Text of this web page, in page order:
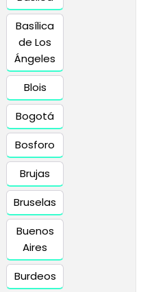
Basílica
de Los
Ángeles
Blois
Bogotá
Bosforo
Brujas
Bruselas
Buenos
Aires
Burdeos